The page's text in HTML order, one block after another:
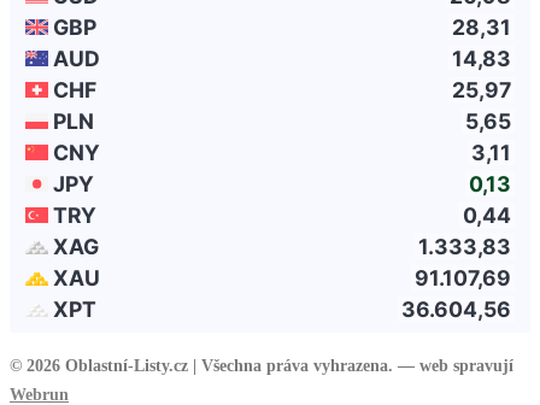
© 2026 Oblastní-Listy.cz | Všechna práva vyhrazena. — web spravují
Webrun